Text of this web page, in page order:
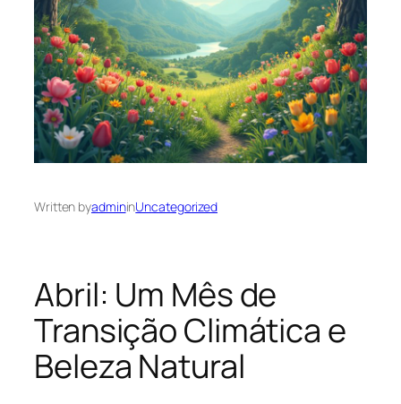
Written byadmininUncategorized
Abril: Um Mês de
Transição Climática e
Beleza Natural